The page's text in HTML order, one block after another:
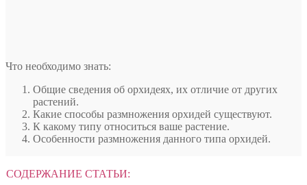
Что необходимо знать:
Общие сведения об орхидеях, их отличие от других
растений.
Какие способы размножения орхидей существуют.
К какому типу относиться ваше растение.
Особенности размножения данного типа орхидей.
СОДЕРЖАНИЕ СТАТЬИ: